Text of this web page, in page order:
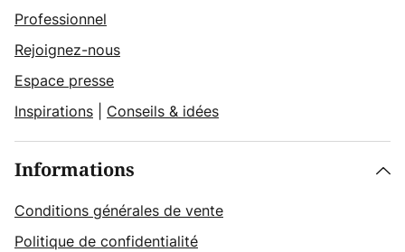
Professionnel
Rejoignez-nous
Espace presse
Inspirations
Conseils & idées
Informations
Conditions générales de vente
Politique de confidentialité